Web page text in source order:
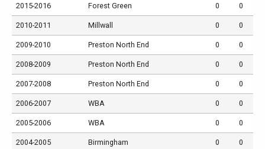
2015-2016 Forest Green 0 0
2010-2011 Millwall 0 0
2009-2010 Preston North End 0 0
2008-2009 Preston North End 0 0
2007-2008 Preston North End 0 0
2006-2007 WBA 0 0
2005-2006 WBA 0 0
2004-2005 Birmingham 0 0